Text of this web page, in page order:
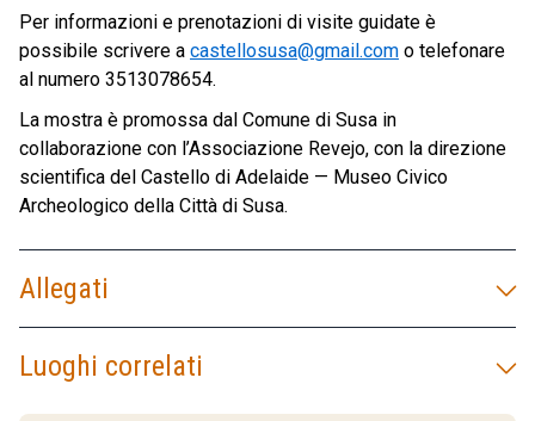
Per informazioni e prenotazioni di visite guidate è
possibile scrivere a castellosusa@gmail.com o telefonare
al numero 3513078654.
La mostra è promossa dal Comune di Susa in
collaborazione con l’Associazione Revejo, con la direzione
scientifica del Castello di Adelaide — Museo Civico
Archeologico della Città di Susa.
Allegati
Luoghi correlati